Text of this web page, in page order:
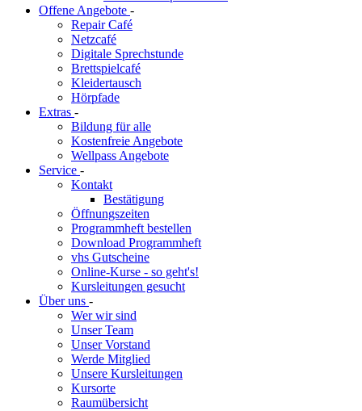
Offene Angebote -
Repair Café
Netzcafé
Digitale Sprechstunde
Brettspielcafé
Kleidertausch
Hörpfade
Extras -
Bildung für alle
Kostenfreie Angebote
Wellpass Angebote
Service -
Kontakt
Bestätigung
Öffnungszeiten
Programmheft bestellen
Download Programmheft
vhs Gutscheine
Online-Kurse - so geht's!
Kursleitungen gesucht
Über uns -
Wer wir sind
Unser Team
Unser Vorstand
Werde Mitglied
Unsere Kursleitungen
Kursorte
Raumübersicht